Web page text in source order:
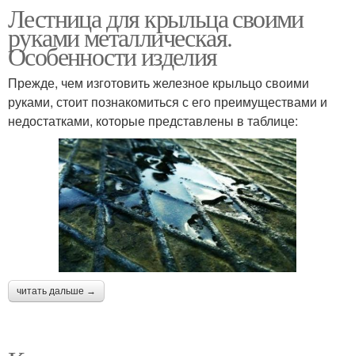
Лестница для крыльца своими
руками металлическая.
Особенности изделия
Прежде, чем изготовить железное крыльцо своими
руками, стоит познакомиться с его преимуществами и
недостатками, которые представлены в таблице:
читать дальше →